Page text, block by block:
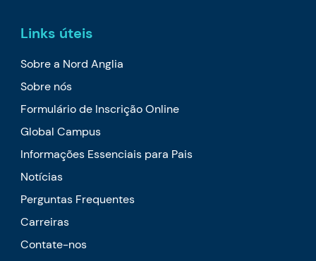
Links úteis
Sobre a Nord Anglia
Sobre nós
Formulário de Inscrição Online
Global Campus
Informações Essenciais para Pais
Notícias
Perguntas Frequentes
Carreiras
Contate-nos